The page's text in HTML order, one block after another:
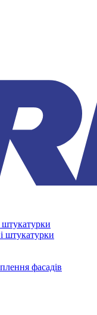
штукатурки
штукатурки
фасадів